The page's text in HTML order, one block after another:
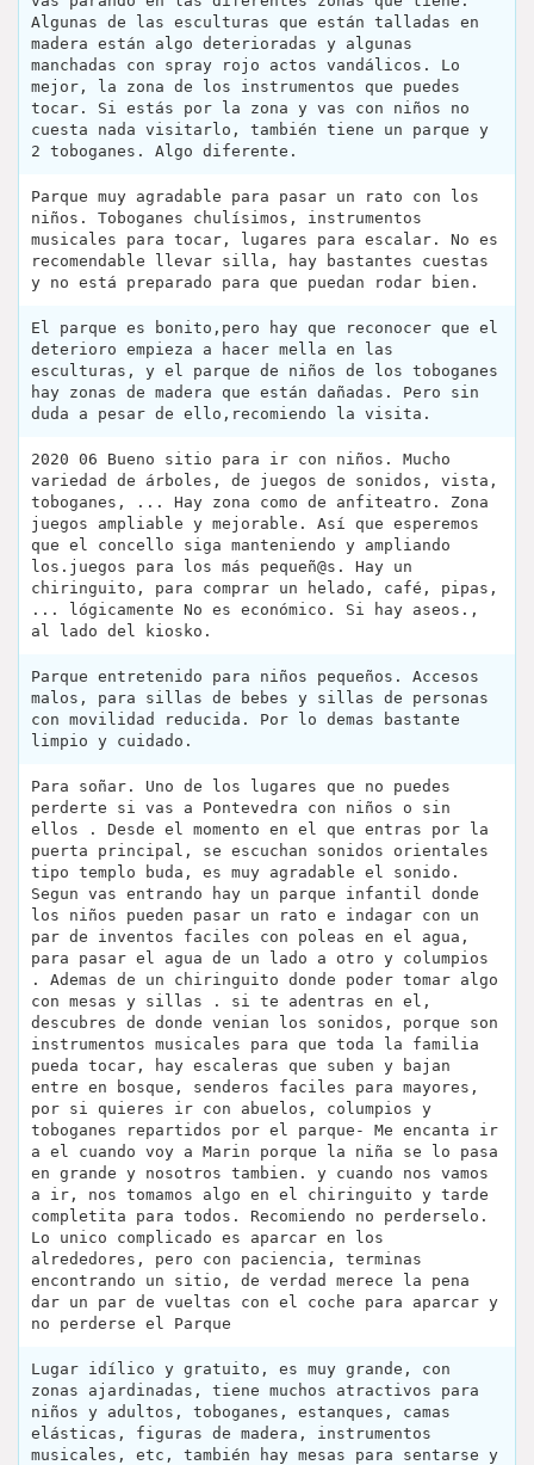
Algunas de las esculturas que están talladas en
madera están algo deterioradas y algunas
manchadas con spray rojo actos vandálicos. Lo
mejor, la zona de los instrumentos que puedes
tocar. Si estás por la zona y vas con niños no
cuesta nada visitarlo, también tiene un parque y
2 toboganes. Algo diferente.
Parque muy agradable para pasar un rato con los
niños. Toboganes chulísimos, instrumentos
musicales para tocar, lugares para escalar. No es
recomendable llevar silla, hay bastantes cuestas
y no está preparado para que puedan rodar bien.
El parque es bonito,pero hay que reconocer que el
deterioro empieza a hacer mella en las
esculturas, y el parque de niños de los toboganes
hay zonas de madera que están dañadas. Pero sin
duda a pesar de ello,recomiendo la visita.
2020 06 Bueno sitio para ir con niños. Mucho
variedad de árboles, de juegos de sonidos, vista,
toboganes, ... Hay zona como de anfiteatro. Zona
juegos ampliable y mejorable. Así que esperemos
que el concello siga manteniendo y ampliando
los.juegos para los más pequeñ@s. Hay un
chiringuito, para comprar un helado, café, pipas,
... lógicamente No es económico. Si hay aseos.,
al lado del kiosko.
Parque entretenido para niños pequeños. Accesos
malos, para sillas de bebes y sillas de personas
con movilidad reducida. Por lo demas bastante
limpio y cuidado.
Para soñar. Uno de los lugares que no puedes
perderte si vas a Pontevedra con niños o sin
ellos . Desde el momento en el que entras por la
puerta principal, se escuchan sonidos orientales
tipo templo buda, es muy agradable el sonido.
Segun vas entrando hay un parque infantil donde
los niños pueden pasar un rato e indagar con un
par de inventos faciles con poleas en el agua,
para pasar el agua de un lado a otro y columpios
. Ademas de un chiringuito donde poder tomar algo
con mesas y sillas . si te adentras en el,
descubres de donde venian los sonidos, porque son
instrumentos musicales para que toda la familia
pueda tocar, hay escaleras que suben y bajan
entre en bosque, senderos faciles para mayores,
por si quieres ir con abuelos, columpios y
toboganes repartidos por el parque- Me encanta ir
a el cuando voy a Marin porque la niña se lo pasa
en grande y nosotros tambien. y cuando nos vamos
a ir, nos tomamos algo en el chiringuito y tarde
completita para todos. Recomiendo no perderselo.
Lo unico complicado es aparcar en los
alrededores, pero con paciencia, terminas
encontrando un sitio, de verdad merece la pena
dar un par de vueltas con el coche para aparcar y
no perderse el Parque
Lugar idílico y gratuito, es muy grande, con
zonas ajardinadas, tiene muchos atractivos para
niños y adultos, toboganes, estanques, camas
elásticas, figuras de madera, instrumentos
musicales, etc, también hay mesas para sentarse y